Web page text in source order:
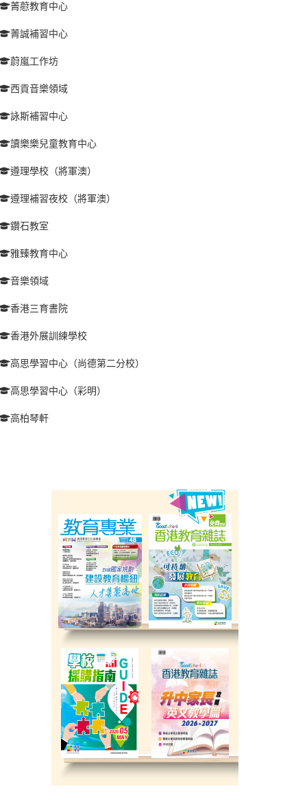
菁藯教育中心
菁誠補習中心
蔚嵐工作坊
西貢音樂領域
詠斯補習中心
讀樂樂兒童教育中心
遵理學校（將軍澳）
遵理補習夜校（將軍澳）
鑽石教室
雅臻教育中心
音樂領域
香港三育書院
香港外展訓練學校
高思學習中心（尚德第二分校）
高思學習中心（彩明）
高柏琴軒